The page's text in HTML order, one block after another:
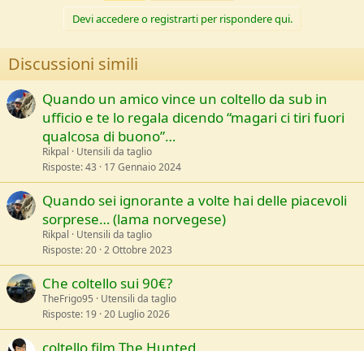
Devi accedere o registrarti per rispondere qui.
Discussioni simili
Quando un amico vince un coltello da sub in
ufficio e te lo regala dicendo “magari ci tiri fuori
qualcosa di buono”…
Rikpal
Utensili da taglio
Risposte 43 17 Gennaio 2024
Quando sei ignorante a volte hai delle piacevoli
sorprese… (lama norvegese)
Rikpal
Utensili da taglio
Risposte 20 2 Ottobre 2023
Che coltello sui 90€?
TheFrigo95
Utensili da taglio
Risposte 19 20 Luglio 2026